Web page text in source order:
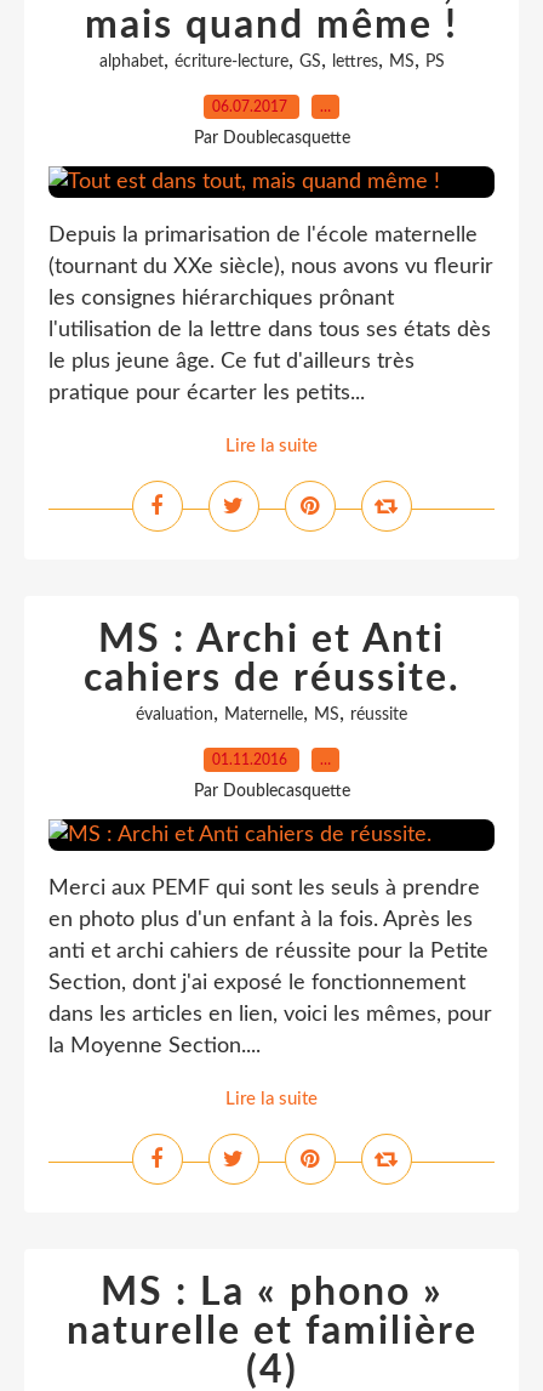
mais quand même !
alphabet, écriture-lecture, GS, lettres, MS, PS
06.07.2017 …
Par Doublecasquette
Depuis la primarisation de l'école maternelle
(tournant du XXe siècle), nous avons vu fleurir
les consignes hiérarchiques prônant
l'utilisation de la lettre dans tous ses états dès
le plus jeune âge. Ce fut d'ailleurs très
pratique pour écarter les petits...
Lire la suite
MS : Archi et Anti
cahiers de réussite.
évaluation, Maternelle, MS, réussite
01.11.2016 …
Par Doublecasquette
Merci aux PEMF qui sont les seuls à prendre
en photo plus d'un enfant à la fois. Après les
anti et archi cahiers de réussite pour la Petite
Section, dont j'ai exposé le fonctionnement
dans les articles en lien, voici les mêmes, pour
la Moyenne Section....
Lire la suite
MS : La « phono »
naturelle et familière
(4)